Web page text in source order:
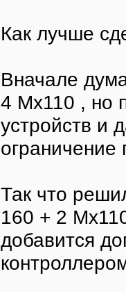
Как лучше
Вначале
4 Мх110 , но
устройств и
ограничение
Так что
160 + 2
добавится